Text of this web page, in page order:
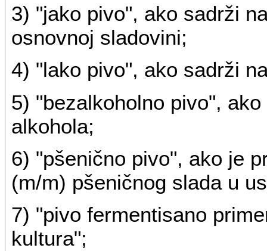
3) "jako pivo", ako sadrži
osnovnoj sladovini;
4) "lako pivo", ako sadrži
5) "bezalkoholno pivo",
alkohola;
6) "pšenično pivo", ako je
(m/m) pšeničnog slada u
7) "pivo fermentisano
kultura";